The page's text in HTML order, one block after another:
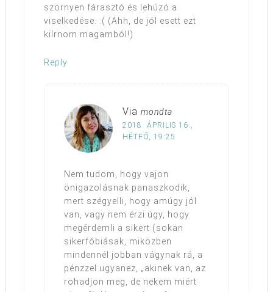
szörnyen fárasztó és lehúzó a
viselkedése. :( (Ahh, de jól esett ezt
kiírnom magamból!)
Reply
Via mondta
2018. ÁPRILIS 16.,
HÉTFŐ, 19:25
Nem tudom, hogy vajon
önigazolásnak panaszkodik,
mert szégyelli, hogy amúgy jól
van, vagy nem érzi úgy, hogy
megérdemli a sikert (sokan
sikerfóbiásak, miközben
mindennél jobban vágynak rá, a
pénzzel ugyanez, „akinek van, az
rohadjon meg, de nekem miért